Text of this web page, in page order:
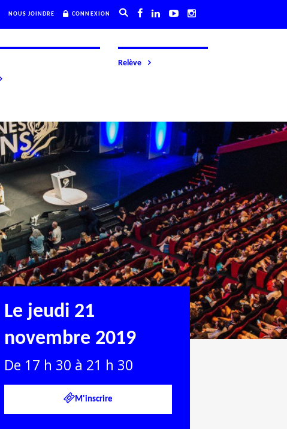
NOUS JOINDRE CONNEXION
Relève
Le jeudi 21
novembre 2019
De 17 h 30 à 21 h 30
M'inscrire